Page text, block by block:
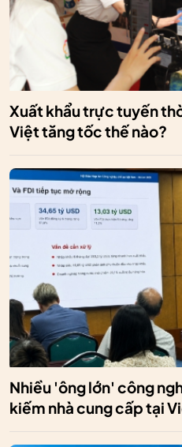
Xuất khẩu trực tuyến
Việt tăng tốc thế nào?
Nhiều 'ông lớn' công
kiếm nhà cung cấp tại